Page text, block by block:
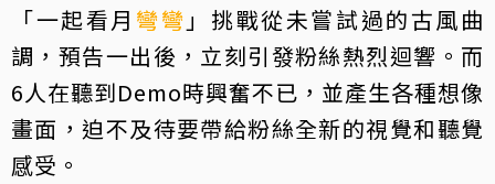
「一起看月 彎彎 」挑戰從未嘗試過的古風曲
調，預告一出後，立刻引發粉絲熱烈迴響。而
6人在聽到Demo時興奮不已，並產生各種想像
畫面，迫不及待要帶給粉絲全新的視覺和聽覺
感受。